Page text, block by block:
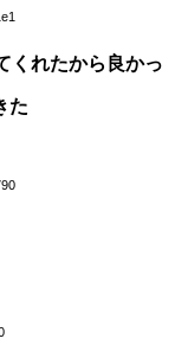
くれたから良かっ
た